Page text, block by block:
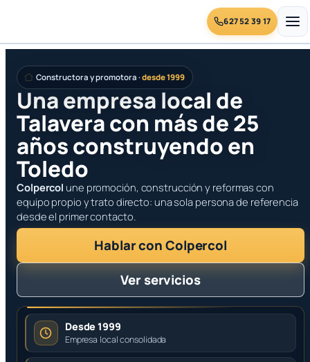
contenido
627 52 39 17
Constructora y promotora ·desde 1999
Una empresa local de
Talavera con más de 25
años construyendo en
Toledo
Colpercol une promoción, construcción y reformas con
equipo propio y trato directo: una sola persona de referencia
desde el primer contacto.
Hablar con Colpercol
Ver servicios
Desde 1999
Empresa local consolidada